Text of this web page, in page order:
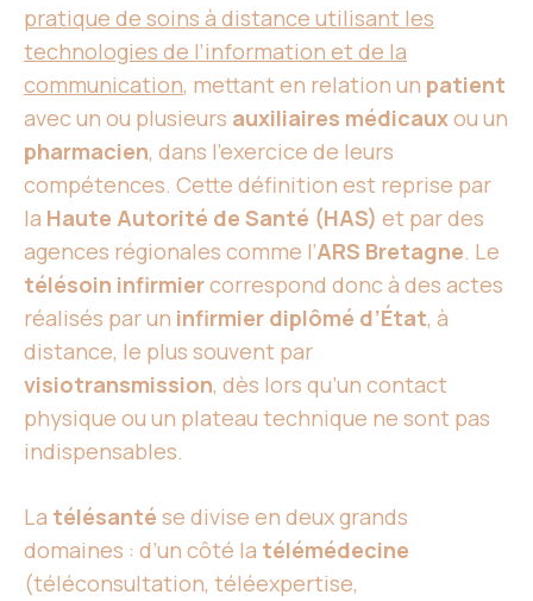
pratique de soins à distance utilisant les
technologies de l’information et de la
communication, mettant en relation un patient
avec un ou plusieurs auxiliaires médicauxou un
pharmacien, dans l’exercice de leurs
compétences. Cette définition est reprise par
la Haute Autorité de Santé (HAS) et par des
agences régionales comme l’ARS Bretagne. Le
télésoin infirmiercorrespond donc à des actes
réalisés par un infirmier diplômé d’État, à
distance, le plus souvent par
visiotransmission, dès lors qu’un contact
physique ou un plateau technique ne sont pas
indispensables.
La télésanté se divise en deux grands
domaines : d’un côté la télémédecine
(téléconsultation, téléexpertise,